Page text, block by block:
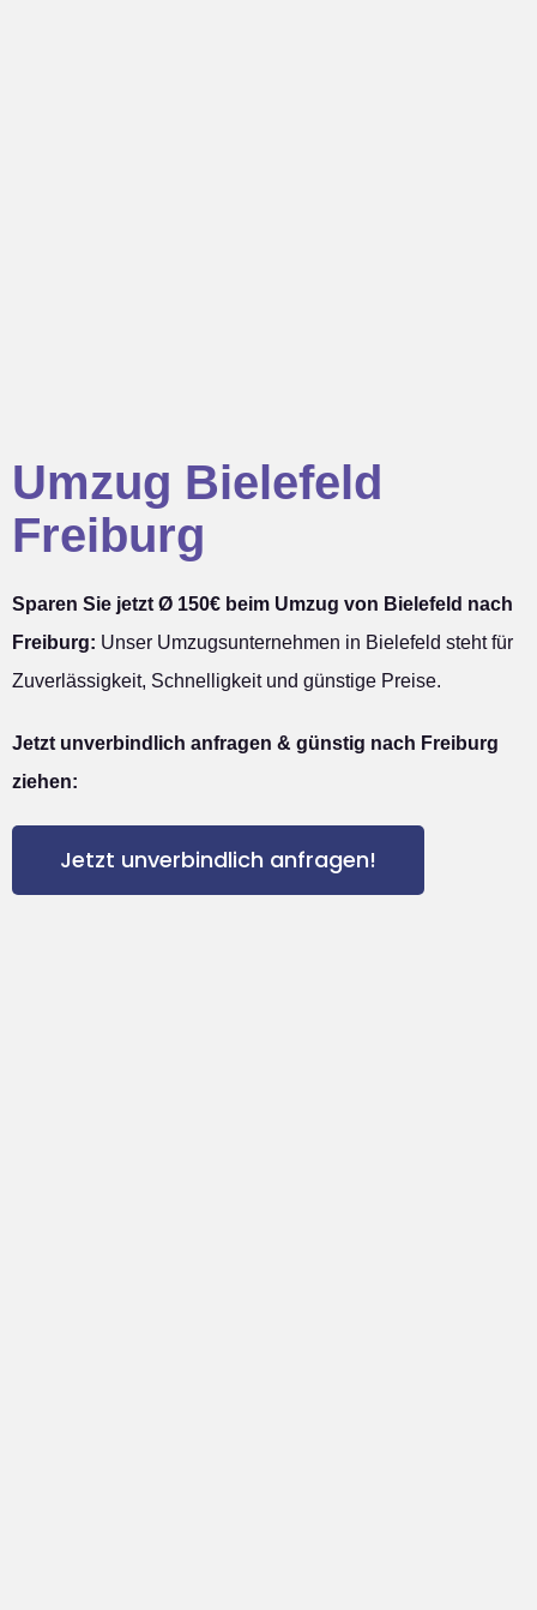
Umzug Bielefeld
Freiburg
Sparen Sie jetzt Ø 150€ beim Umzug von Bielefeld nach
Freiburg: Unser Umzugsunternehmen in Bielefeld steht für
Zuverlässigkeit, Schnelligkeit und günstige Preise.
Jetzt unverbindlich anfragen & günstig nach Freiburg
ziehen:
Jetzt unverbindlich anfragen!